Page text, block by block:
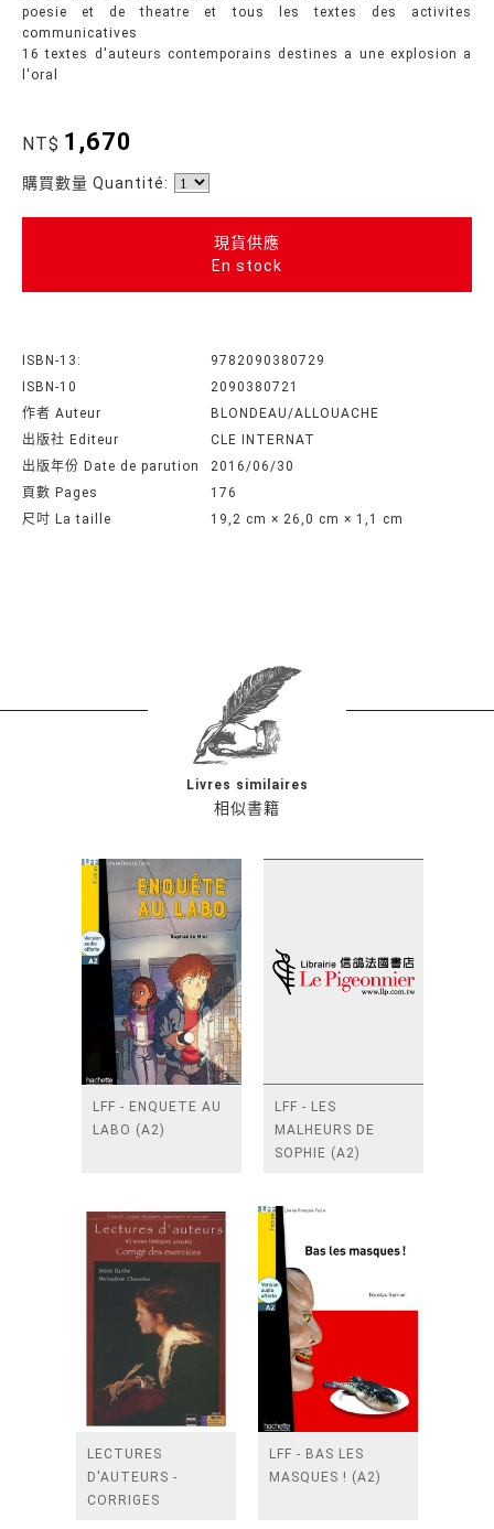
poesie et de theatre et tous les textes des activites
communicatives
16 textes d'auteurs contemporains destines a une explosion a
l'oral
NT$ 1,670
購買數量 Quantité:
現貨供應
En stock
ISBN-13:
9782090380729
ISBN-10
2090380721
作者 Auteur
BLONDEAU/ALLOUACHE
出版社 Editeur
CLE INTERNAT
出版年份 Date de parution
2016/06/30
頁數 Pages
176
尺吋 La taille
19,2 cm × 26,0 cm × 1,1 cm
相似書籍
Livres similaires
LFF - ENQUETE AU
LABO (A2)
LFF - LES
MALHEURS DE
SOPHIE (A2)
LECTURES
D'AUTEURS -
CORRIGES
LFF - BAS LES
MASQUES ! (A2)